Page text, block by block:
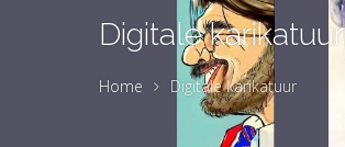
Digitale karikatuur
Home Digitale karikatuur